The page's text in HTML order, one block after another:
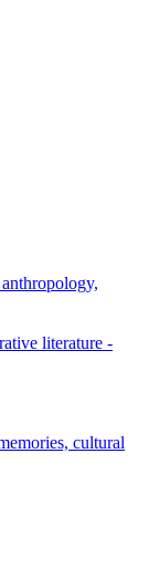
literature -
cultural